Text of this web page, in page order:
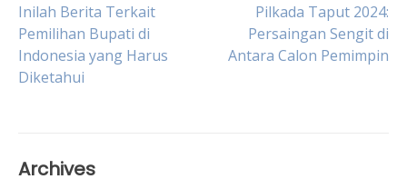
Post
navigation
Inilah Berita Terkait
Pemilihan Bupati di
Indonesia yang Harus
Diketahui
Pilkada Taput 2024:
Persaingan Sengit di
Antara Calon Pemimpin
Archives